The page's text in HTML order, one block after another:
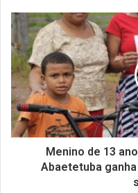
Menino de 13
Abaetetuba